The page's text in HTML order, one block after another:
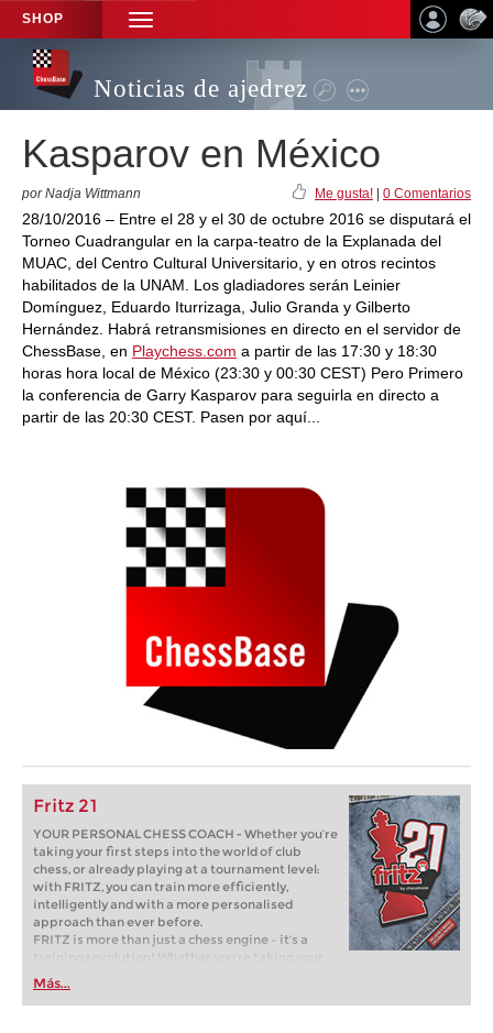
SHOP
TOGGLE
NAVIGATION
Noticias de ajedrez
Kasparov en México
por Nadja Wittmann Me gusta! 0 Comentarios
28/10/2016 – Entre el 28 y el 30 de octubre 2016 se disputará el
Torneo Cuadrangular en la carpa-teatro de la Explanada del
MUAC, del Centro Cultural Universitario, y en otros recintos
habilitados de la UNAM. Los gladiadores serán Leinier
Domínguez, Eduardo Iturrizaga, Julio Granda y Gilberto
Hernández. Habrá retransmisiones en directo en el servidor de
ChessBase, en Playchess.com a partir de las 17:30 y 18:30
horas hora local de México (23:30 y 00:30 CEST) Pero Primero
la conferencia de Garry Kasparov para seguirla en directo a
partir de las 20:30 CEST. Pasen por aquí...
Fritz 21
YOUR PERSONAL CHESS COACH - Whether you’re
taking your first steps into the world of club
chess, or already playing at a tournament level:
with FRITZ, you can train more efficiently,
intelligently and with a more personalised
approach than ever before.
FRITZ is more than just a chess engine – it’s a
training revolution! Whether you’re taking your
first steps into the world of club chess, or already
playing at a tournament level: with FRITZ, you can
train more efficiently, intelligently and with a
Más...